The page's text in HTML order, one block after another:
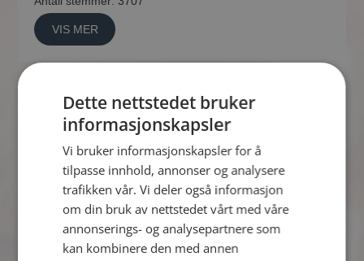
VIS MER
Er du åpen med at du dater på
nettet?
14 sep 2015
33%
kjenner godt
Dette nettstedet bruker
informasjonskapsler
Vi bruker informasjonskapsler for å
tilpasse innhold, annonser og analysere
trafikken vår. Vi deler også informasjon
om din bruk av nettstedet vårt med våre
annonserings- og analysepartnere som
kan kombinere den med annen